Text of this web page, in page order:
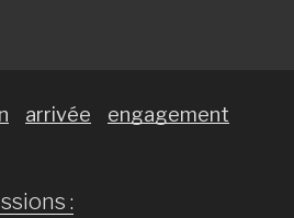
arrivée
engagement
: